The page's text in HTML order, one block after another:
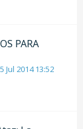
PARA
Jul 2014 13:52